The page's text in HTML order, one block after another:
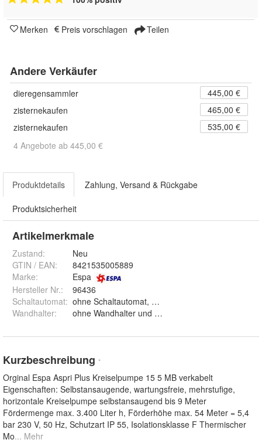
Merken Preis vorschlagen Teilen
Andere Verkäufer
dieregensammler
445,00 €
zisternekaufen
465,00 €
zisternekaufen
535,00 €
4 Angebote ab 445,00 €
Produktdetails Zahlung, Versand & Rückgabe
Produktsicherheit
Artikelmerkmale
Zustand:
Neu
GTIN / EAN:
8421535005889
Marke:
Espa
Hersteller Nr.:
96436
Schaltautomat:
Wandhalter: ohne Wandhalter und mit Wandhalter
Kurzbeschreibung *
Orginal Espa Aspri Plus Kreiselpumpe 15 5 MB verkabelt
Eigenschaften: Selbstansaugende, wartungsfreie, mehrstufige,
horizontale Kreiselpumpe selbstansaugend bis 9 Meter
Fördermenge max. 3.400 Liter h, Förderhöhe max. 54 Meter = 5,4
bar 230 V, 50 Hz, Schutzart IP 55, Isolationsklasse F Thermischer
Mo... Mehr